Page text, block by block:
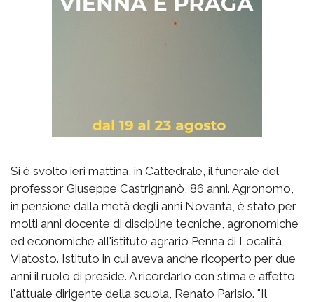
Si è svolto ieri mattina, in Cattedrale, il funerale del
professor Giuseppe Castrignanò, 86 anni. Agronomo,
in pensione dalla metà degli anni Novanta, è stato per
molti anni docente di discipline tecniche, agronomiche
ed economiche all'istituto agrario Penna di Località
Viatosto. Istituto in cui aveva anche ricoperto per due
anni il ruolo di preside. A ricordarlo con stima e affetto
l'attuale dirigente della scuola, Renato Parisio. "Il